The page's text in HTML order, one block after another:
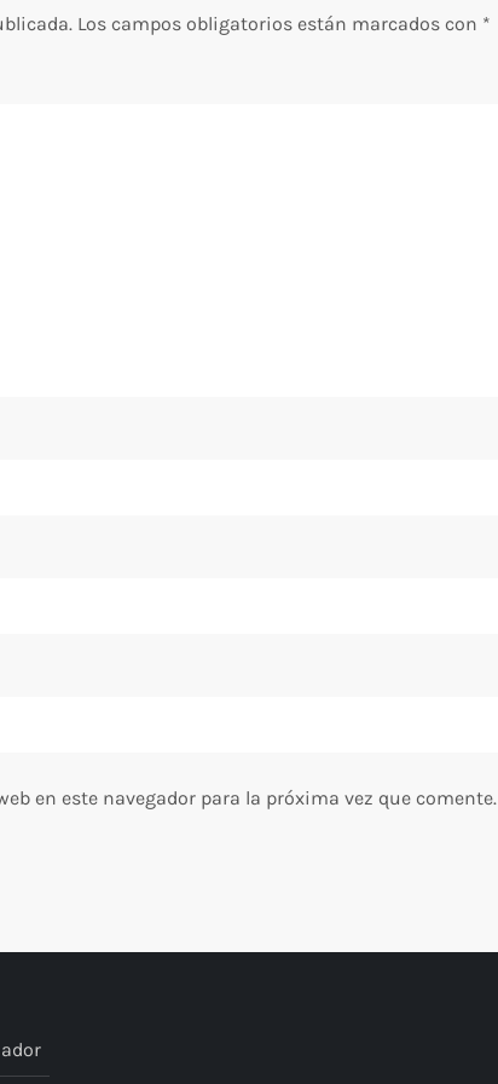
Los campos obligatorios están marcados con *
en este navegador para la próxima vez que comente.